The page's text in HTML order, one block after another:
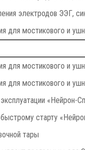
электродов ЭЭГ,
для мостикового и
для мостикового и
для мостикового и
«Нейрон-
старту
тары